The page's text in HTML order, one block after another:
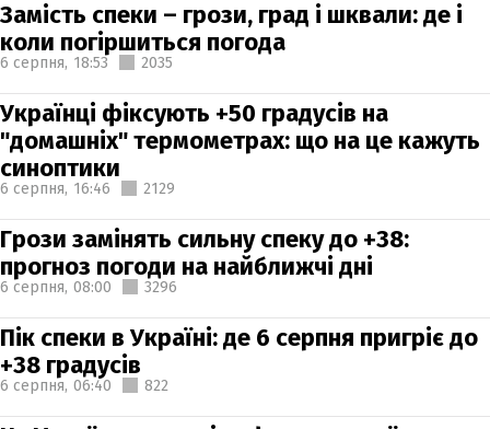
Замість спеки – грози, град і шквали: де і
коли погіршиться погода
6 серпня, 18:53 2035
Українці фіксують +50 градусів на
"домашніх" термометрах: що на це кажуть
синоптики
6 серпня, 16:46 2129
Грози замінять сильну спеку до +38:
прогноз погоди на найближчі дні
6 серпня, 08:00 3296
Пік спеки в Україні: де 6 серпня пригріє до
+38 градусів
6 серпня, 06:40 822